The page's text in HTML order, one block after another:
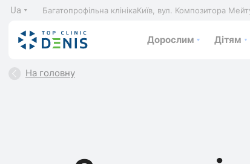
Ua Багатопрофільна клінікаКиїв, вул. Композитора
Дорослим Дітям
На головну